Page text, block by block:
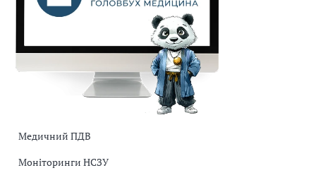
Медичний ПДВ
Моніторинги НСЗУ